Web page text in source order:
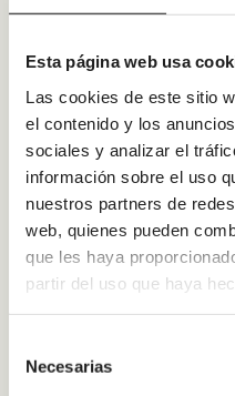
Esta página web usa
Las cookies de este sitio
el contenido y los
sociales y analizar el
información sobre el uso
nuestros partners de
web, quienes pueden
que les haya
partir del uso que haya
Necesarias